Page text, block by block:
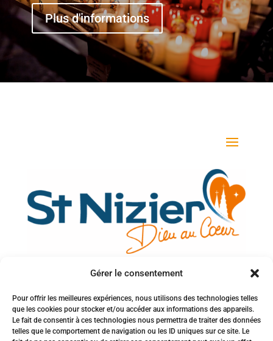
Gérer le consentement
Pour offrir les meilleures expériences, nous utilisons des technologies telles
que les cookies pour stocker et/ou accéder aux informations des appareils.
Le fait de consentir à ces technologies nous permettra de traiter des données
telles que le comportement de navigation ou les ID uniques sur ce site. Le
Plus d'informations
Votre adresse e-mail
Inscription à la newsletter